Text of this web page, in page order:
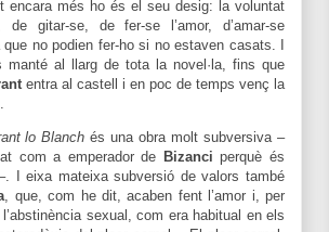
encara més ho és el seu desig: la voluntat
gitar-se, de fer-se l’amor, d’amar-se
no podien fer-ho si no estaven casats. I
al llarg de tota la novel·la, fins que
entra al castell i en poc de temps venç la
lo Blanch és una obra molt subversiva –
com a emperador de Bizanci perquè és
I eixa mateixa subversió de valors també
, que, com he dit, acaben fent l’amor i, per
sexual, com era habitual en els